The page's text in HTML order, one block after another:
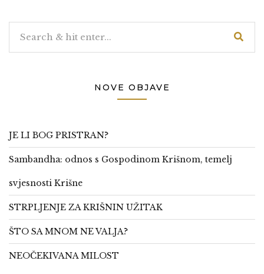
NOVE OBJAVE
JE LI BOG PRISTRAN?
Sambandha: odnos s Gospodinom Krišnom, temelj
svjesnosti Krišne
STRPLJENJE ZA KRIŠNIN UŽITAK
ŠTO SA MNOM NE VALJA?
NEOČEKIVANA MILOST